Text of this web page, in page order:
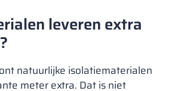
leveren extra
natuurlijke isolatiematerialen
meter extra. Dat is niet